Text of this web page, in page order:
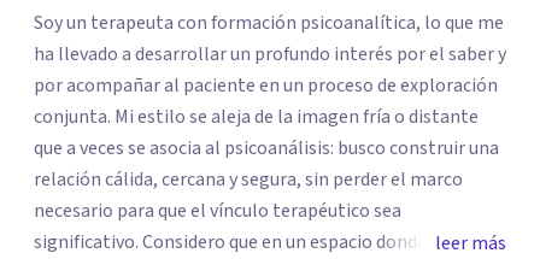
Soy un terapeuta con formación psicoanalítica, lo que me
ha llevado a desarrollar un profundo interés por el saber y
por acompañar al paciente en un proceso de exploración
conjunta. Mi estilo se aleja de la imagen fría o distante
que a veces se asocia al psicoanálisis: busco construir una
relación cálida, cercana y segura, sin perder el marco
necesario para que el vínculo terapéutico sea
significativo. Considero que en un espacio donde unoleer más